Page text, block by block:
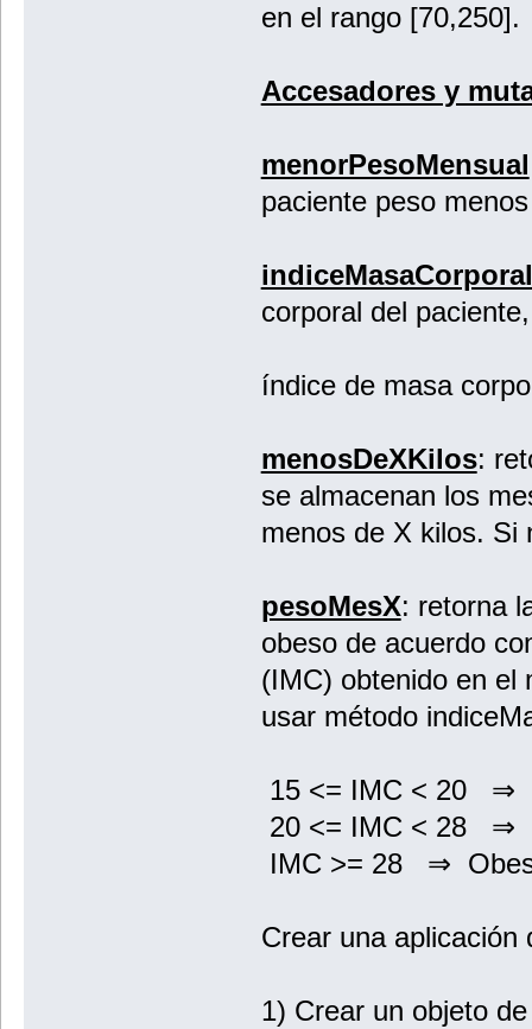
en el rango
Accesadores y
menorPesoMensual
paciente peso
indiceMasaCorporal
corporal del
índice de masa
menosDeXKilos:
se almacenan los
menos de X kilos.
pesoMesX: retorna
obeso de acuerdo
(IMC) obtenido en el
usar método
15 <= IMC < 20 ⇒
20 <= IMC < 28 ⇒
IMC >= 28 ⇒
Crear una aplicación
1) Crear un objeto